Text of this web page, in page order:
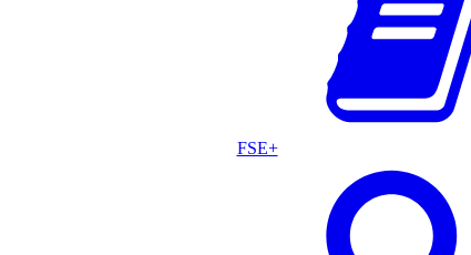
FSE+